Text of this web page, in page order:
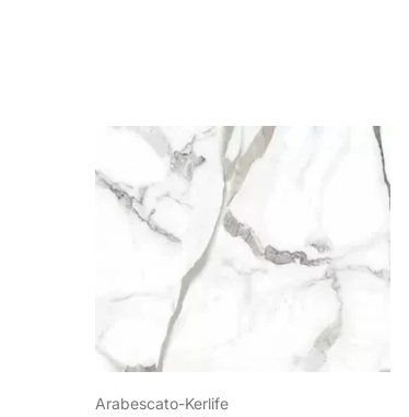
Arabescato-Kerlife